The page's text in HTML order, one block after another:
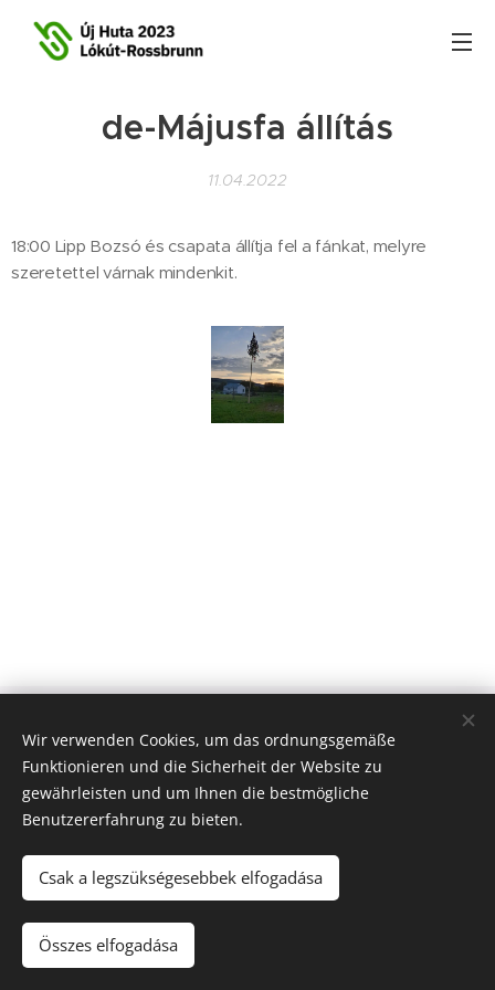
de-Májusfa állítás
11.04.2022
18:00 Lipp Bozsó és csapata állítja fel a fánkat, melyre
szeretettel várnak mindenkit.
Veszprém-Balaton 2023
Európa Kultúrális Fővárosa
PAJTA PROJEKT
© 2021 Minden jog fenntartva Cookies
Magyar
Wir verwenden Cookies, um das ordnungsgemäße
Funktionieren und die Sicherheit der Website zu
gewährleisten und um Ihnen die bestmögliche
Benutzererfahrung zu bieten.
Csak a legszükségesebbek elfogadása
Összes elfogadása